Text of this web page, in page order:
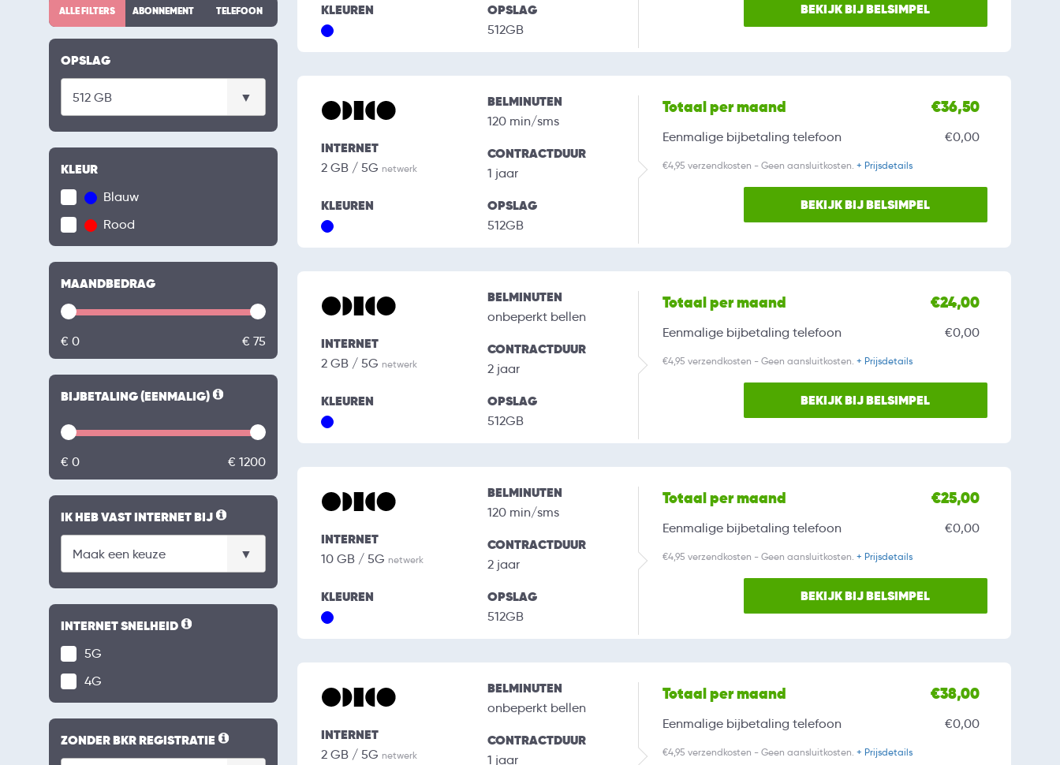
ALLE FILTERS ABONNEMENT TELEFOON
OPSLAG
KLEUR
Blauw
Rood
MAANDBEDRAG
€ 0 € 75
BIJBETALING (EENMALIG)
€ 0 € 1200
IK HEB VAST INTERNET BIJ
INTERNET SNELHEID
5G
4G
ZONDER BKR REGISTRATIE
KLEUREN OPSLAG
512GB
BEKIJK BIJ BELSIMPEL
INTERNET
2 GB / 5G netwerk
BELMINUTEN
120 min/sms
CONTRACTDUUR
1 jaar
KLEUREN OPSLAG
512GB
Totaal per maand €36,50
Eenmalige bijbetaling telefoon €0,00
€4,95 verzendkosten - Geen aansluitkosten. + Prijsdetails
BEKIJK BIJ BELSIMPEL
INTERNET
2 GB / 5G netwerk
BELMINUTEN
onbeperkt bellen
CONTRACTDUUR
2 jaar
KLEUREN OPSLAG
512GB
Totaal per maand €24,00
Eenmalige bijbetaling telefoon €0,00
€4,95 verzendkosten - Geen aansluitkosten. + Prijsdetails
BEKIJK BIJ BELSIMPEL
INTERNET
10 GB / 5G netwerk
BELMINUTEN
120 min/sms
CONTRACTDUUR
2 jaar
KLEUREN OPSLAG
512GB
Totaal per maand €25,00
Eenmalige bijbetaling telefoon €0,00
€4,95 verzendkosten - Geen aansluitkosten. + Prijsdetails
BEKIJK BIJ BELSIMPEL
INTERNET
2 GB / 5G netwerk
BELMINUTEN
onbeperkt bellen
CONTRACTDUUR
1 jaar
Totaal per maand €38,00
Eenmalige bijbetaling telefoon €0,00
€4,95 verzendkosten - Geen aansluitkosten. + Prijsdetails